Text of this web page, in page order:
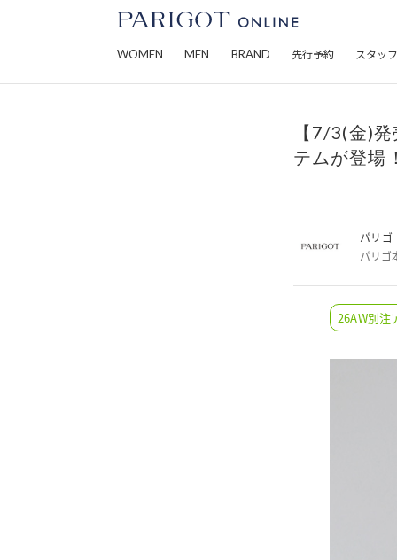
WOMEN MEN BRAND 先行予約 スタッ
【7/3(金)
テムが登場
パリゴ
パリゴ
26AW別注